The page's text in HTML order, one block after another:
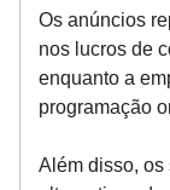
Os anúncios
nos lucros de
enquanto a
programação
Além disso, os